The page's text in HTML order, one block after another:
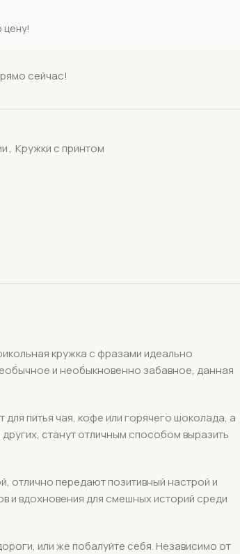
цену!
сейчас!
, Кружки с принтом
кружка с фразами идеально
и необыкновенно забавное, данная
питья чая, кофе или горячего шоколада, а
станут отличным способом выразить
отлично передают позитивный настрой и
и вдохновения для смешных историй среди
или же побалуйте себя. Независимо от